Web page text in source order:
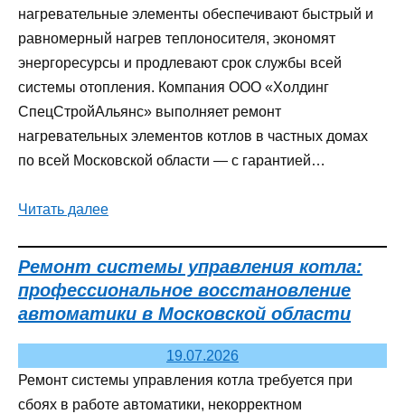
нагревательные элементы обеспечивают быстрый и
равномерный нагрев теплоносителя, экономят
энергоресурсы и продлевают срок службы всей
системы отопления. Компания ООО «Холдинг
СпецСтройАльянс» выполняет ремонт
нагревательных элементов котлов в частных домах
по всей Московской области — с гарантией…
Читать далее
Ремонт системы управления котла:
профессиональное восстановление
автоматики в Московской области
19.07.2026
Ремонт системы управления котла требуется при
сбоях в работе автоматики, некорректном